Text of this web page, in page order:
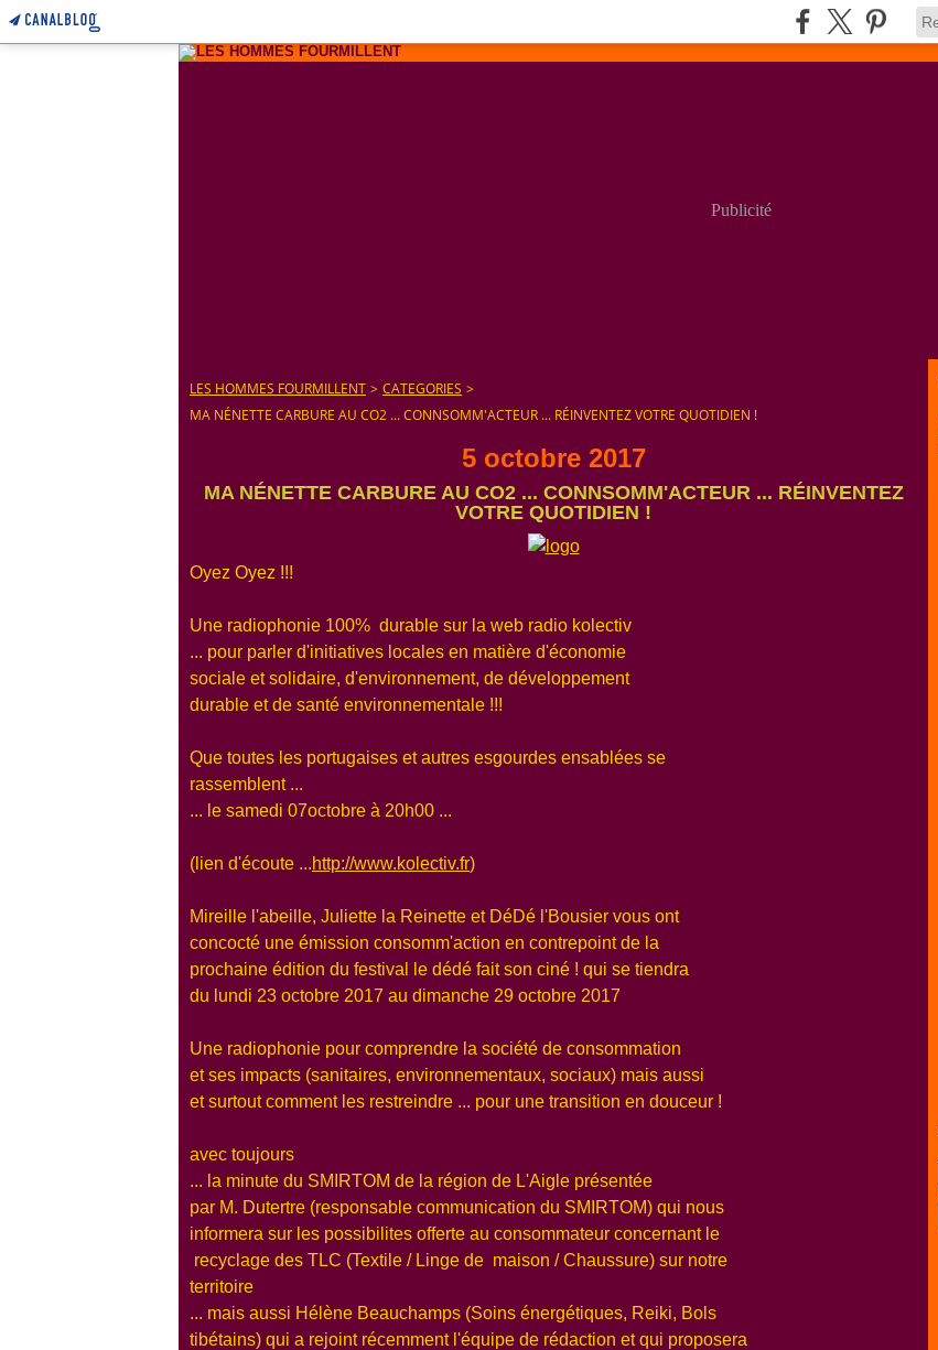
Publicité
LES HOMMES FOURMILLENT > CATEGORIES >
MA NÉNETTE CARBURE AU CO2 ... CONNSOMM'ACTEUR ... RÉINVENTEZ VOTRE QUOTIDIEN !
5 octobre 2017
MA NÉNETTE CARBURE AU CO2 ... CONNSOMM'ACTEUR ... RÉINVENTEZ
VOTRE QUOTIDIEN !
Oyez Oyez !!!
Une radiophonie 100% durable sur la web radio kolectiv
... pour parler d'initiatives locales en matière d'économie
sociale et solidaire, d'environnement, de développement
durable et de santé environnementale !!!
Que toutes les portugaises et autres esgourdes ensablées se
rassemblent ...
... le samedi 07octobre à 20h00 ...
(lien d'écoute ...http://www.kolectiv.fr)
Mireille l'abeille, Juliette la Reinette et DéDé l'Bousier vous ont
concocté une émission consomm'action en contrepoint de la
prochaine édition du festival le dédé fait son ciné ! qui se tiendra
du lundi 23 octobre 2017 au dimanche 29 octobre 2017
Une radiophonie pour comprendre la société de consommation
et ses impacts (sanitaires, environnementaux, sociaux) mais aussi
et surtout comment les restreindre ... pour une transition en douceur !
avec toujours
... la minute du SMIRTOM de la région de L'Aigle présentée
par M. Dutertre (responsable communication du SMIRTOM) qui nous
informera sur les possibilites offerte au consommateur concernant le
recyclage des TLC (Textile / Linge de maison / Chaussure) sur notre
territoire
... mais aussi Hélène Beauchamps (Soins énergétiques, Reiki, Bols
tibétains) qui a rejoint récemment l'équipe de rédaction et qui proposera